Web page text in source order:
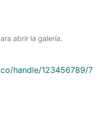
abrir la galería.
handle/123456789/7